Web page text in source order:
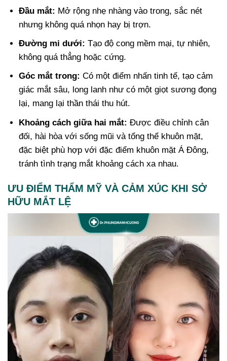
Đầu mắt: Mở rộng nhẹ nhàng vào trong, sắc nét
nhưng không quá nhọn hay bị trợn.
Đường mi dưới: Tạo độ cong mềm mại, tự nhiên,
không quá thẳng hoặc cứng.
Góc mắt trong: Có một điểm nhấn tinh tế, tạo cảm
giác mắt sâu, long lanh như có một giọt sương đọng
lại, mang lại thần thái thu hút.
Khoảng cách giữa hai mắt: Được điều chỉnh cân
đối, hài hòa với sống mũi và tổng thể khuôn mặt,
đặc biệt phù hợp với đặc điểm khuôn mặt Á Đông,
tránh tình trạng mắt khoảng cách xa nhau.
ƯU ĐIỂM THẨM MỸ VÀ CẢM XÚC KHI SỞ
HỮU MẮT LỆ